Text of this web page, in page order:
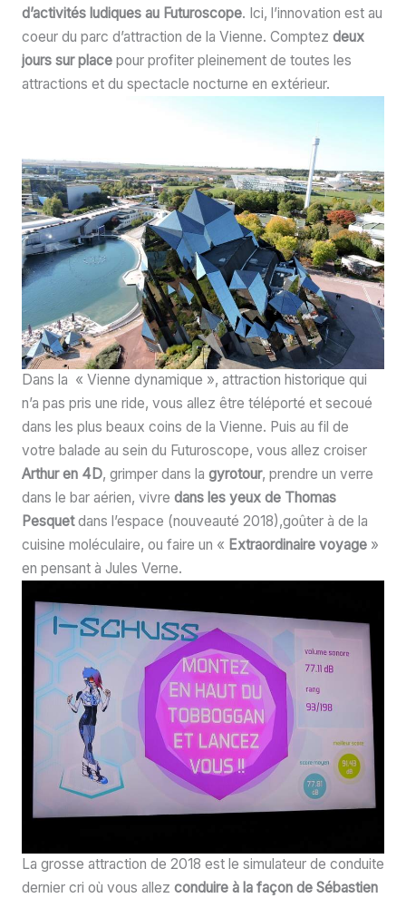
d’activités ludiques au Futuroscope. Ici, l’innovation est au
coeur du parc d’attraction de la Vienne. Comptez deux
jours sur placepour profiter pleinement de toutes les
attractions et du spectacle nocturne en extérieur.
Dans la « Vienne dynamique », attraction historique qui
n’a pas pris une ride, vous allez être téléporté et secoué
dans les plus beaux coins de la Vienne. Puis au fil de
votre balade au sein du Futuroscope, vous allez croiser
Arthur en 4D, grimper dans la gyrotour, prendre un verre
dans le bar aérien, vivre dans les yeux de Thomas
Pesquetdans l’espace (nouveauté 2018),goûter à de la
cuisine moléculaire, ou faire un « Extraordinaire voyage»
en pensant à Jules Verne.
La grosse attraction de 2018 est le simulateur de conduite
dernier cri où vous allez conduire à la façon de Sébastien